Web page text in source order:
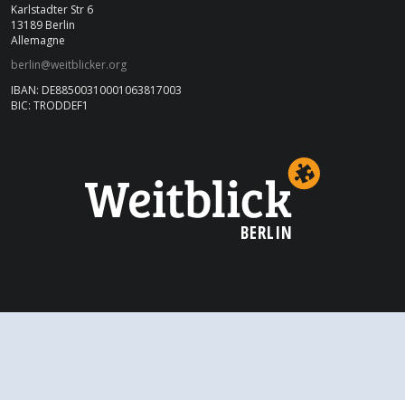
Karlstadter Str 6
13189 Berlin
Allemagne
berlin@weitblicker.org
IBAN: DE88500310001063817003
BIC: TRODDEF1
BERLIN